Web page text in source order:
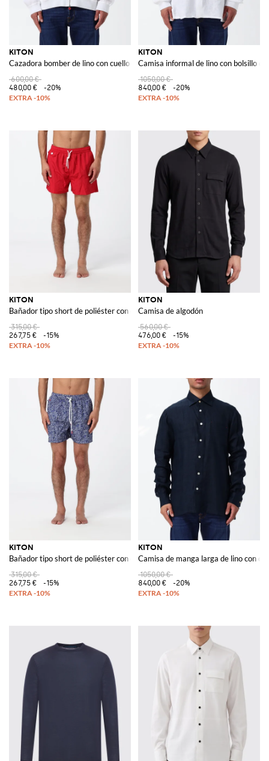
KITON
Cazadora bomber de lino con cuello elástico y cierre de cremallera
600,00 €
480,00 €
-20%
KITON
Camisa informal de lino con bolsillo
1050,00 €
840,00 €
-20%
KITON
Bañador tipo short de poliéster con cintura elástica
315,00 €
267,75 €
-15%
KITON
Camisa de algodón
560,00 €
476,00 €
-15%
KITON
Bañador tipo short de poliéster con estampado floral
315,00 €
267,75 €
-15%
KITON
Camisa de manga larga de lino con
1050,00 €
840,00 €
-20%